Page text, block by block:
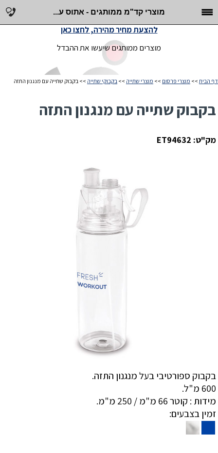
מוצרי קד"מ ממותגים - אתוס ע...
מוצרים ממותגים שיעשו את ההבדל
להצעת מחיר מהירה, לחצו כאן
דף הבית >> מוצרי פרסום >> מוצרי שתייה >> בקבוקי שתייה >> בקבוק שתייה עם מנגנון התזה
בקבוק שתייה עם מנגנון התזה
מק"ט: ET94632
בקבוק ספורטיבי בעל מנגנון התזה.
600 מ"ל.
מידות : קוטר 66 מ"מ / 250 מ"מ.
זמין בצבעים: